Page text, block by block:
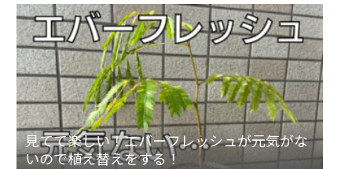
見てて楽しい！エバーフレッシュが元気がな
いので植え替えをする！